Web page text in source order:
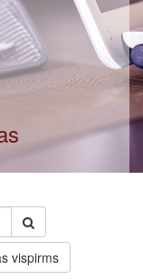
vispirms